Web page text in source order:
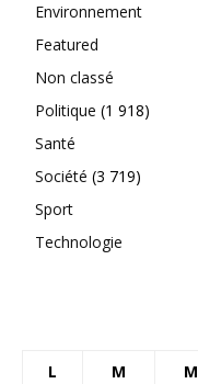
Environnement
Featured
Non classé
Politique (1 918)
Santé
Société (3 719)
Sport
Technologie
L M M